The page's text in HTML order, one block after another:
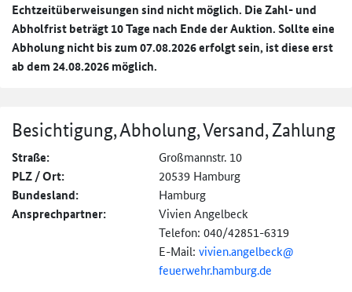
Echtzeitüberweisungen sind nicht möglich. Die Zahl- und
Abholfrist beträgt 10 Tage nach Ende der Auktion. Sollte eine
Abholung nicht bis zum 07.08.2026 erfolgt sein, ist diese erst
ab dem 24.08.2026 möglich.
Besichtigung, Abholung, Versand, Zahlung
Straße: Großmannstr. 10
PLZ / Ort: 20539 Hamburg
Bundesland: Hamburg
Ansprechpartner:
Vivien Angelbeck
Telefon: 040/42851-6319
E-Mail: vivien.angelbeck@
feuerwehr.hamburg.de